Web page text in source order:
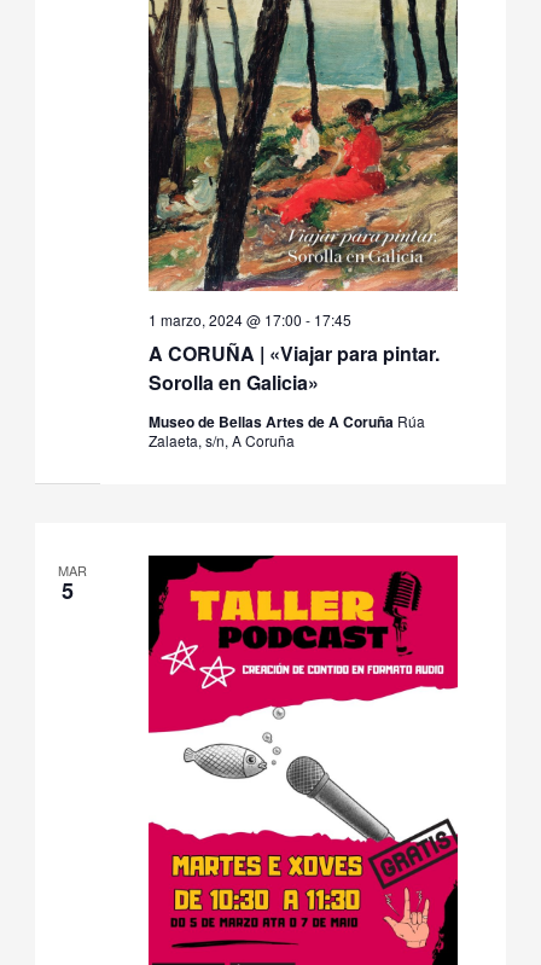
A CORUÑA | «Viajar para pintar.
Sorolla en Galicia»
1 marzo, 2024 @ 17:00 - 17:45
Museo de Bellas Artes de A Coruña Rúa
Zalaeta, s/n, A Coruña
MAR
5